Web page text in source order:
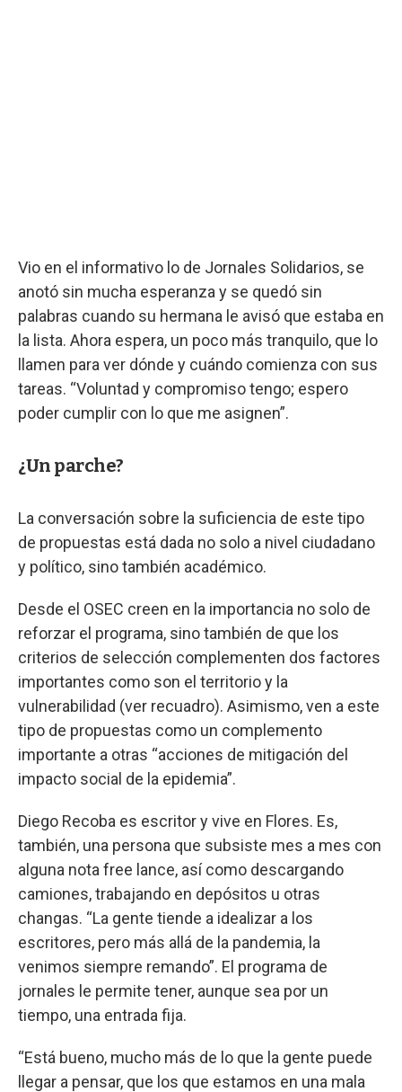
Vio en el informativo lo de Jornales Solidarios, se
anotó sin mucha esperanza y se quedó sin
palabras cuando su hermana le avisó que estaba en
la lista. Ahora espera, un poco más tranquilo, que lo
llamen para ver dónde y cuándo comienza con sus
tareas. “Voluntad y compromiso tengo; espero
poder cumplir con lo que me asignen”.
¿Un parche?
La conversación sobre la suficiencia de este tipo
de propuestas está dada no solo a nivel ciudadano
y político, sino también académico.
Desde el OSEC creen en la importancia no solo de
reforzar el programa, sino también de que los
criterios de selección complementen dos factores
importantes como son el territorio y la
vulnerabilidad (ver recuadro). Asimismo, ven a este
tipo de propuestas como un complemento
importante a otras “acciones de mitigación del
impacto social de la epidemia”.
Diego Recoba es escritor y vive en Flores. Es,
también, una persona que subsiste mes a mes con
alguna nota free lance, así como descargando
camiones, trabajando en depósitos u otras
changas. “La gente tiende a idealizar a los
escritores, pero más allá de la pandemia, la
venimos siempre remando”. El programa de
jornales le permite tener, aunque sea por un
tiempo, una entrada fija.
“Está bueno, mucho más de lo que la gente puede
llegar a pensar, que los que estamos en una mala